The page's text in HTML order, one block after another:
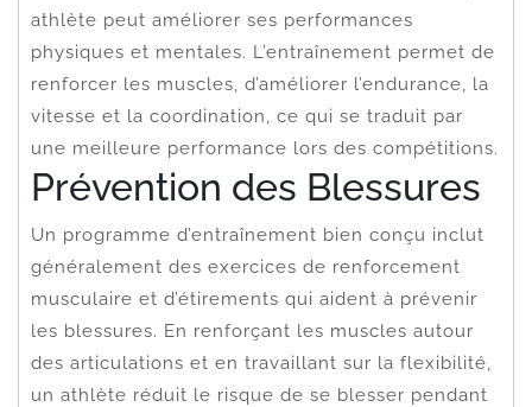
athlète peut améliorer ses performances
physiques et mentales. L’entraînement permet de
renforcer les muscles, d’améliorer l’endurance, la
vitesse et la coordination, ce qui se traduit par
une meilleure performance lors des compétitions.
Prévention des Blessures
Un programme d’entraînement bien conçu inclut
généralement des exercices de renforcement
musculaire et d’étirements qui aident à prévenir
les blessures. En renforçant les muscles autour
des articulations et en travaillant sur la flexibilité,
un athlète réduit le risque de se blesser pendant